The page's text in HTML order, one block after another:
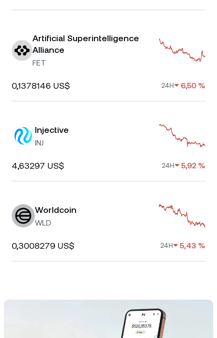
Artificial Superintelligence
Alliance
FET
0,1378146 US$ 24H 6,50 %
Injective
INJ
4,63297 US$ 24H 5,92 %
Worldcoin
WLD
0,3008279 US$ 24H 5,43 %